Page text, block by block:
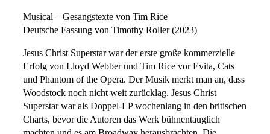
Musical – Gesangstexte von Tim Rice
Deutsche Fassung von Timothy Roller (2023)
Jesus Christ Superstar war der erste große kommerzielle
Erfolg von Lloyd Webber und Tim Rice vor Evita, Cats
und Phantom of the Opera. Der Musik merkt man an, dass
Woodstock noch nicht weit zurücklag. Jesus Christ
Superstar war als Doppel-LP wochenlang in den britischen
Charts, bevor die Autoren das Werk bühnentauglich